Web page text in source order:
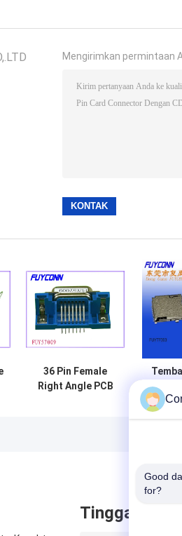
Mengirimkan permintaan
36 Pin Female
Right Angle PCB
Pin
Kartu
Tinggalkan
Good
for?